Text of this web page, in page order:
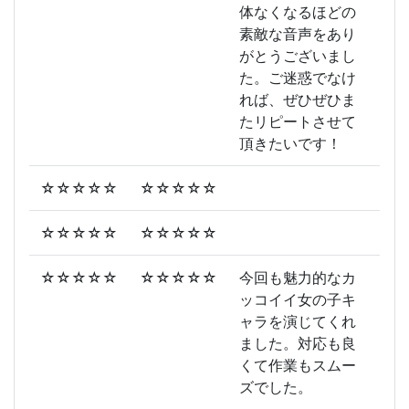
体なくなるほどの
素敵な音声をあり
がとうございまし
た。ご迷惑でなけ
れば、ぜひぜひま
たリピートさせて
頂きたいです！
☆☆☆☆☆ ☆☆☆☆☆
☆☆☆☆☆ ☆☆☆☆☆
☆☆☆☆☆ ☆☆☆☆☆
今回も魅力的なカ
ッコイイ女の子キ
ャラを演じてくれ
ました。対応も良
くて作業もスムー
ズでした。